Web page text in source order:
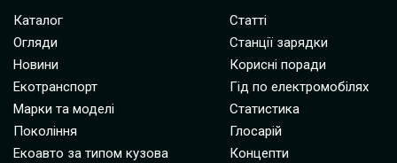
Каталог
Огляди
Новини
Екотранспорт
Марки та моделі
Покоління
Екоавто за типом кузова
Статті
Станції зарядки
Корисні поради
Гід по електромобілях
Статистика
Глосарій
Концепти